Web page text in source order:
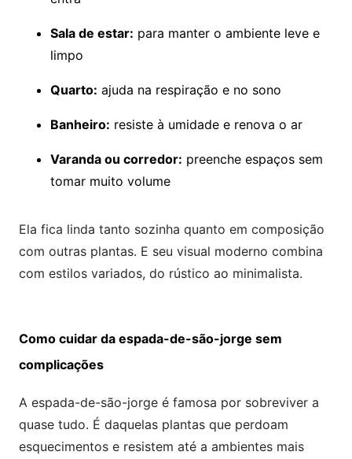
Sala de estar: para manter o ambiente leve e
limpo
Quarto: ajuda na respiração e no sono
Banheiro: resiste à umidade e renova o ar
Varanda ou corredor: preenche espaços sem
tomar muito volume
Ela fica linda tanto sozinha quanto em composição
com outras plantas. E seu visual moderno combina
com estilos variados, do rústico ao minimalista.
Como cuidar da espada-de-são-jorge sem
complicações
A espada-de-são-jorge é famosa por sobreviver a
quase tudo. É daquelas plantas que perdoam
esquecimentos e resistem até a ambientes mais